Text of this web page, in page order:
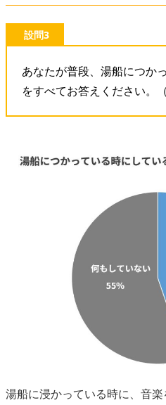
設問3
あなたが普段、湯船につか
をすべてお答えください。
湯船に浸かっている時に、音